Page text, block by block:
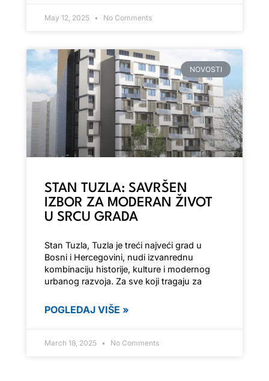
May 12, 2025 No Comments
NOVOSTI
STAN TUZLA: SAVRŠEN
IZBOR ZA MODERAN ŽIVOT
U SRCU GRADA
Stan Tuzla, Tuzla je treći najveći grad u
Bosni i Hercegovini, nudi izvanrednu
kombinaciju historije, kulture i modernog
urbanog razvoja. Za sve koji tragaju za
POGLEDAJ VIŠE »
March 18, 2025 No Comments